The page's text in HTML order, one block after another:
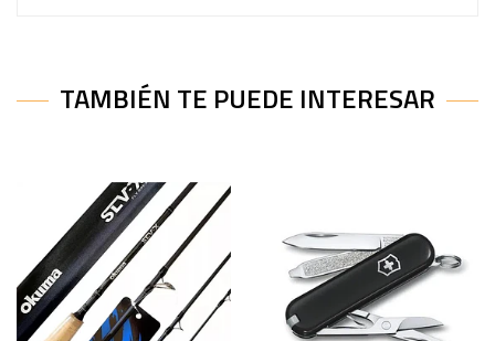
TAMBIÉN TE PUEDE INTERESAR